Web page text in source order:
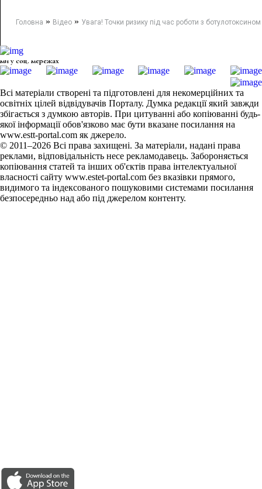
Головна » Відео» Увага! Точки ризику під час роботи з ботулотоксином
ми у соц. мережах
Всі матеріали створені та підготовлені для некомерційних та
освітніх цілей відвідувачів Порталу. Думка редакції який завжди
збігається з думкою авторів. При цитуванні або копіюванні будь-
якої інформації обов'язково має бути вказане посилання на
www.estt-portal.com як джерело.
© 2011–2026 Всі права захищені. За матеріали, надані права
реклами, відповідальність несе рекламодавець. Забороняється
копіювання статей та інших об'єктів права інтелектуальної
власності сайту www.estet-portal.com без вказівки прямого,
видимого та індексованого пошуковими системами посилання
безпосередньо над або під джерелом контенту.